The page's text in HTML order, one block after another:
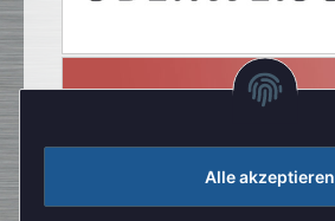
Alle akzeptieren